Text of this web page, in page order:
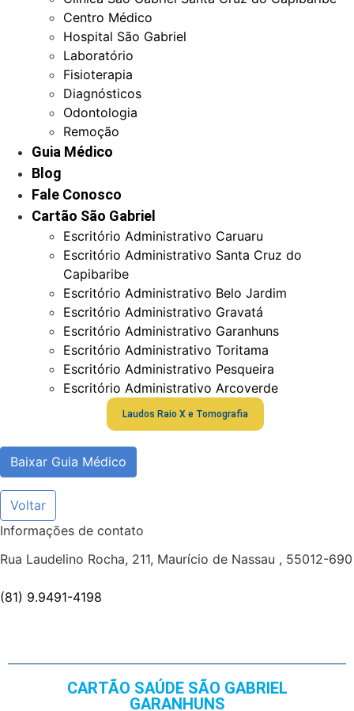
Centro Médico
Hospital São Gabriel
Laboratório
Fisioterapia
Diagnósticos
Odontologia
Remoção
Guia Médico
Blog
Fale Conosco
Cartão São Gabriel
Escritório Administrativo Caruaru
Escritório Administrativo Santa Cruz do
Capibaribe
Escritório Administrativo Belo Jardim
Escritório Administrativo Gravatá
Escritório Administrativo Garanhuns
Escritório Administrativo Toritama
Escritório Administrativo Pesqueira
Escritório Administrativo Arcoverde
Laudos Raio X e Tomografia
Baixar Guia Médico
Voltar
Informações de contato
Rua Laudelino Rocha, 211, Maurício de Nassau , 55012-690
(81) 9.9491-4198
CARTÃO SAÚDE SÃO GABRIEL
GARANHUNS